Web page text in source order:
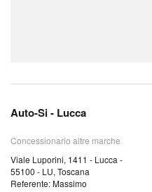
Auto-Si - Lucca
Concessionario altre marche
Viale Luporini, 1411 - Lucca -
55100 - LU, Toscana
Referente: Massimo